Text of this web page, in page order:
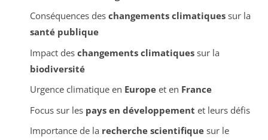
Conséquences des changements climatiquessur la
santé publique
Impact des changements climatiquessur la
biodiversité
Urgence climatique en Europeet en France
Focus sur les pays en développement et leurs défis
Importance de la recherche scientifiquesur le